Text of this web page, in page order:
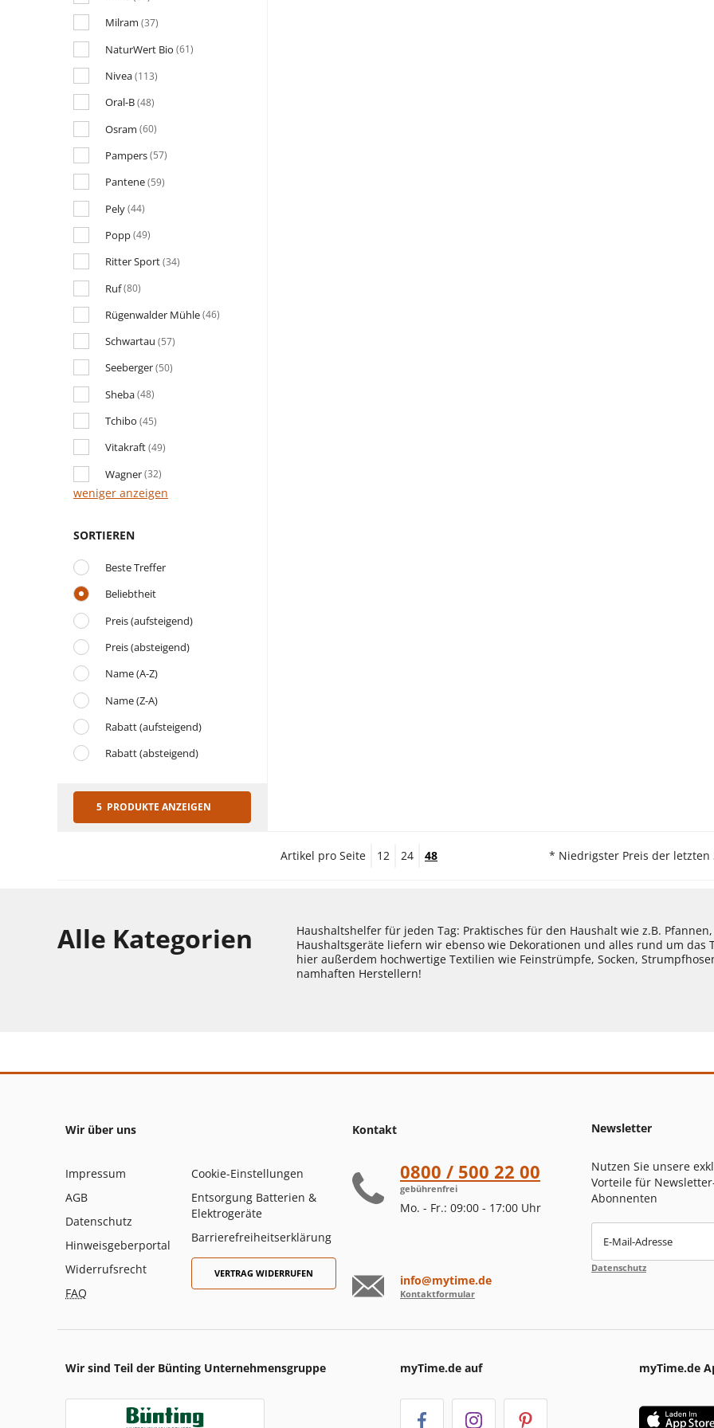
Milram (37)
NaturWert Bio (61)
Nivea(113)
Oral-B(48)
Osram (60)
Pampers(57)
Pantene(59)
Pely(44)
Popp(49)
Ritter Sport(34)
Ruf(80)
Rügenwalder Mühle(46)
Schwartau (57)
Seeberger(50)
Sheba(48)
Tchibo (45)
Vitakraft(49)
Wagner(32)
weniger anzeigen
SORTIEREN
Beste Treffer
Beliebtheit
Preis (aufsteigend)
Preis (absteigend)
Name (A-Z)
Name (Z-A)
Rabatt (aufsteigend)
Rabatt (absteigend)
5 PRODUKTE ANZEIGEN
Artikel pro Seite 12 24 48 * Niedrigster Preis der letzten
Alle Kategorien
Haushaltshelfer für jeden Tag: Praktisches für den Haushalt wie z.B.
Haushaltsgeräte liefern wir ebenso wie Dekorationen und alles rund um das
hier außerdem hochwertige Textilien wie Feinstrümpfe, Socken,
namhaften Herstellern!
Wir über uns
Impressum
AGB
Datenschutz
Hinweisgeberportal
Widerrufsrecht
FAQ
Cookie-Einstellungen
Entsorgung Batterien &
Elektrogeräte
Barrierefreiheitserklärung
VERTRAG WIDERRUFEN
Kontakt
0800 / 500 22 00
gebührenfrei
Mo. - Fr.: 09:00 - 17:00 Uhr
info@mytime.de
Kontaktformular
Newsletter
Nutzen Sie unsere
Vorteile für
Abonnenten
E-Mail-Adresse
Datenschutz
Wir sind Teil der Bünting Unternehmensgruppe myTime.de auf myTime.de